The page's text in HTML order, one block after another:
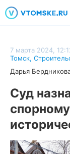
7 марта 2024,
Томск,
Дарья
Суд